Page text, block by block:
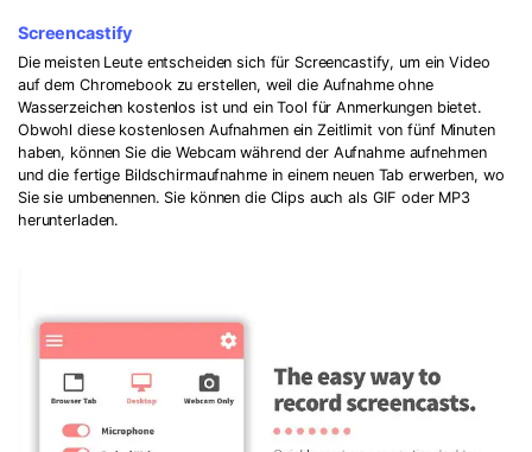
Screencastify
Die meisten Leute entscheiden sich für Screencastify, um ein Video
auf dem Chromebook zu erstellen, weil die Aufnahme ohne
Wasserzeichen kostenlos ist und ein Tool für Anmerkungen bietet.
Obwohl diese kostenlosen Aufnahmen ein Zeitlimit von fünf Minuten
haben, können Sie die Webcam während der Aufnahme aufnehmen
und die fertige Bildschirmaufnahme in einem neuen Tab erwerben, wo
Sie sie umbenennen. Sie können die Clips auch als GIF oder MP3
herunterladen.